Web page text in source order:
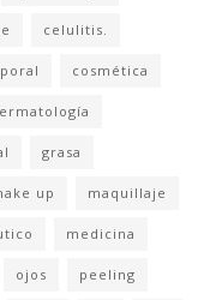
celulitis.
cosmética
grasa
up maquillaje
medicina
ojos peeling